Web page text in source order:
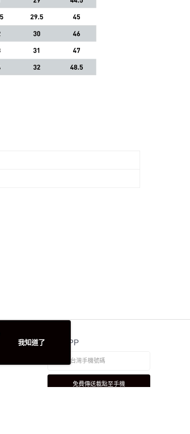
官方APP
免費傳送載點至手機
我知道了